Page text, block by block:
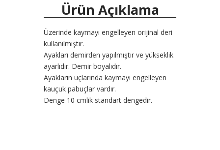
Ürün Açıklama
Üzerinde kaymayı engelleyen orijinal deri
kullanılmıştır.
Ayakları demirden yapılmıştır ve yükseklik
ayarlıdır. Demir boyalıdır.
Ayakların uçlarında kaymayı engelleyen
kauçuk pabuçlar vardır.
Denge 10 cmlik standart dengedir.